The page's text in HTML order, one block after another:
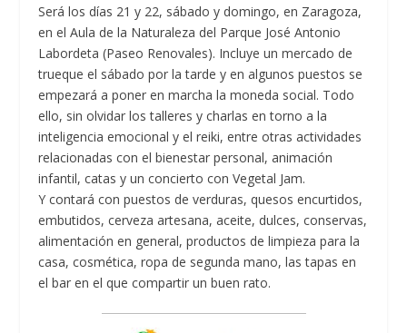
Será los días 21 y 22, sábado y domingo, en Zaragoza,
en el Aula de la Naturaleza del Parque José Antonio
Labordeta (Paseo Renovales). Incluye un mercado de
trueque el sábado por la tarde y en algunos puestos se
empezará a poner en marcha la moneda social. Todo
ello, sin olvidar los talleres y charlas en torno a la
inteligencia emocional y el reiki, entre otras actividades
relacionadas con el bienestar personal, animación
infantil, catas y un concierto con Vegetal Jam.
Y contará con puestos de verduras, quesos encurtidos,
embutidos, cerveza artesana, aceite, dulces, conservas,
alimentación en general, productos de limpieza para la
casa, cosmética, ropa de segunda mano, las tapas en
el bar en el que compartir un buen rato.